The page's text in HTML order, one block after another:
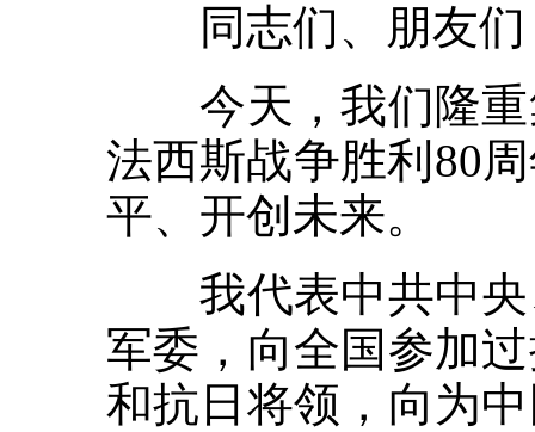
同志们、朋友们
今天，我们隆重
法西斯战争胜利80
平、开创未来。
我代表中共中央
军委，向全国参加
和抗日将领，向为